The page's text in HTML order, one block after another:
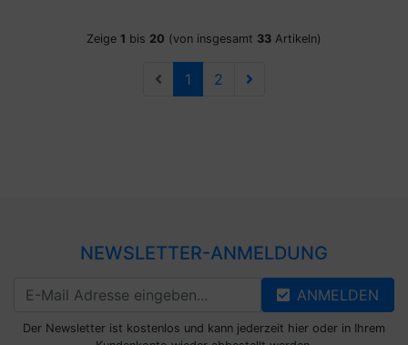
Zeige 1 bis 20 (von insgesamt 33 Artikeln)
1 2
NEWSLETTER-ANMELDUNG
ANMELDEN
Der Newsletter ist kostenlos und kann jederzeit hier oder in Ihrem